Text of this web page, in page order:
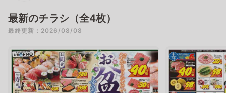
最新のチラシ（全4枚）
最終更新：2026/08/08